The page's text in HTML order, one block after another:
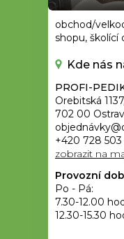
obchod/
shopu, školící
Kde nás
PROFI-
Orebitská
702 00
+420 728 503
zobrazit na
Provozní
Po - Pá:
7.30-12.00
12.30-15.30